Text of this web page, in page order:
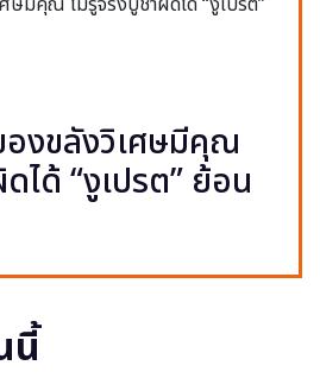
องขลังวิเศษมีคุณ
ได้ “งูเปรต” ย้อน
นี้